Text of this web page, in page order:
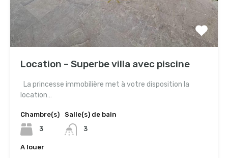
Location – Superbe villa avec piscine
La princesse immobilière met à votre disposition la
location…
Chambre(s)
3
Salle(s) de bain
3
A louer